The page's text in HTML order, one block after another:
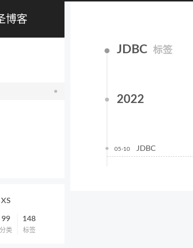
博客
JDBC 标签
2022
05-10 JDBC
XS
99
分类
148
标签